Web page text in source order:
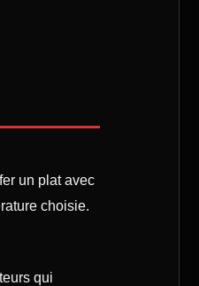
un plat avec
choisie.
qui